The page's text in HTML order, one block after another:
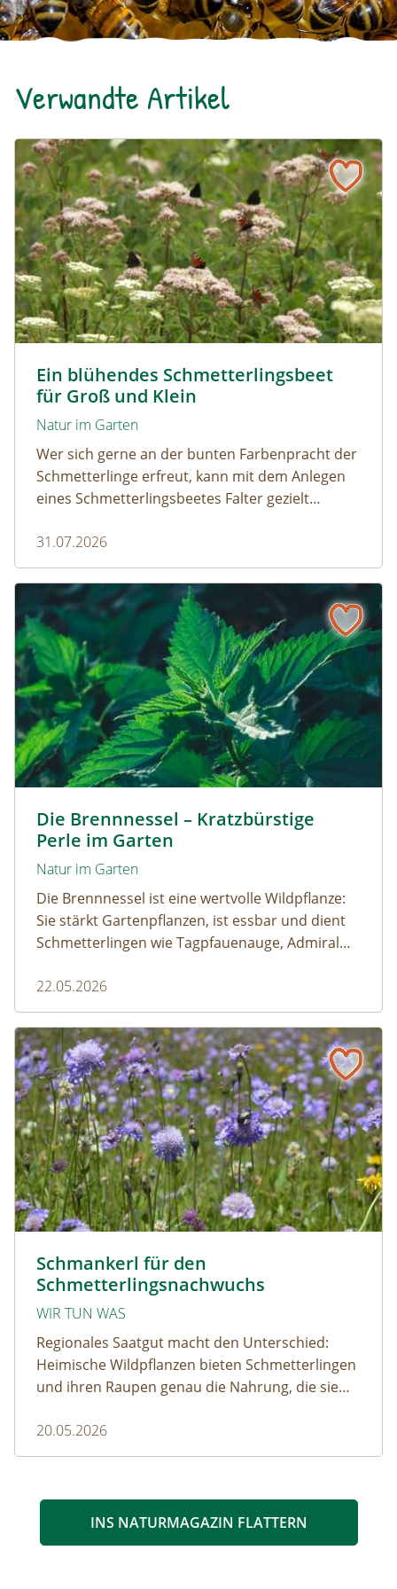
Verwandte Artikel
Ein blühendes Schmetterlingsbeet
für Groß und Klein
Natur im Garten
Wer sich gerne an der bunten Farbenpracht der
Schmetterlinge erfreut, kann mit dem Anlegen
eines Schmetterlingsbeetes Falter gezielt
dürfen ausreichend mitgedacht werden. Denn
ohne Raupen gibt es keine schönen
Schmetterlinge!
31.07.2026
Ein blühendes Schmetterlingsbeet für Groß und Klein
Die Brennnessel – Kratzbürstige
Perle im Garten
Natur im Garten
Die Brennnessel ist eine wertvolle Wildpflanze:
Sie stärkt Gartenpflanzen, ist essbar und dient
Schmetterlingen wie Tagpfauenauge, Admiral
Wer sie im Garten stehen lässt, fördert die
Artenvielfalt.
22.05.2026
Die Brennnessel – Kratzbürstige Perle im Garten
Schmankerl für den
Schmetterlingsnachwuchs
WIR TUN WAS
Regionales Saatgut macht den Unterschied:
Heimische Wildpflanzen bieten Schmetterlingen
und ihren Raupen genau die Nahrung, die sie
Lebensräume, die Biodiversität fördern und
regionale Ökosysteme stärken.
20.05.2026
Schmankerl für den Schmetterlingsnachwuchs
INS NATURMAGAZIN FLATTERN